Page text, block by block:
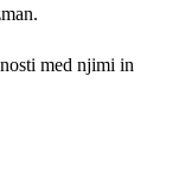
med njimi in